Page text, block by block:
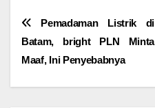
Navigasi
pos
Pemadaman Listrik di
Batam, bright PLN Minta
Maaf, Ini Penyebabnya